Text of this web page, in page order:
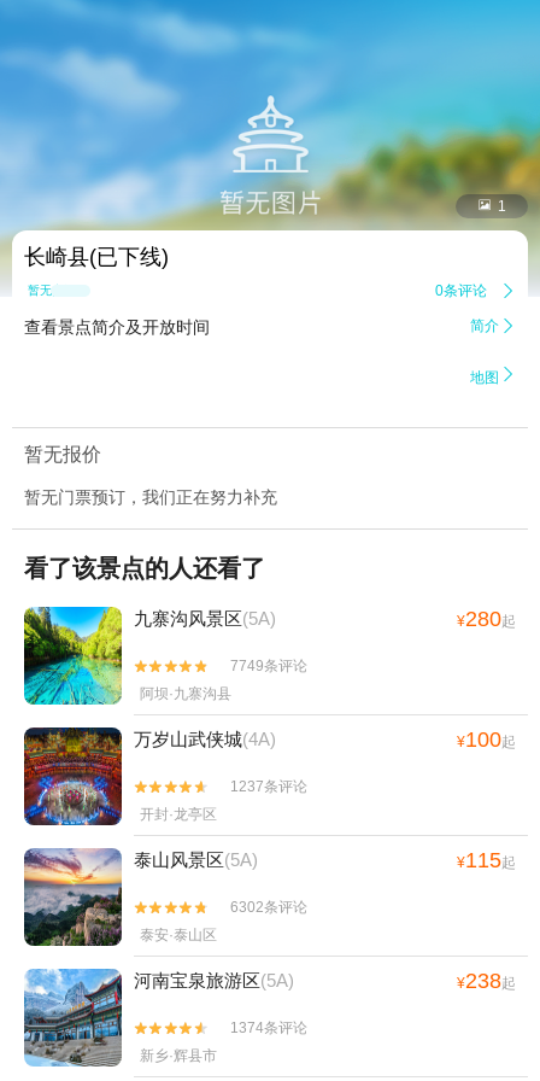
 1
长崎县(已下线)
暂无点评 0条评论 
查看景点简介及开放时间 简介 
地图 
暂无报价
暂无门票预订，我们正在努力补充
看了该景点的人还看了
九寨沟风景区(5A) ¥280起


7749条评论
阿坝·九寨沟县
万岁山武侠城(4A) ¥100起


1237条评论
开封·龙亭区
泰山风景区(5A) ¥115起


6302条评论
泰安·泰山区
河南宝泉旅游区(5A) ¥238起


1374条评论
新乡·辉县市